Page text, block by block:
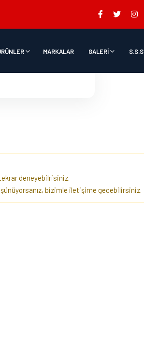
MARKALAR GALERİ S.S.S
deneyebilrisiniz.
bizimle iletişime geçebilirsiniz.